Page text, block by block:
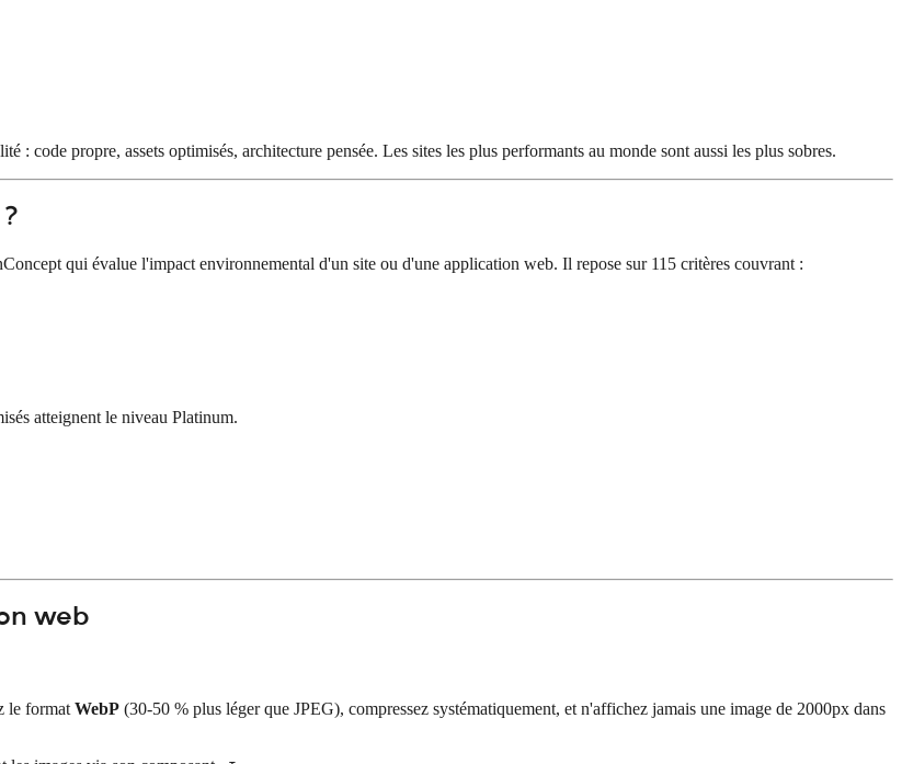
: code propre, assets optimisés, architecture pensée. Les sites les plus performants au monde sont aussi les plus sobres.
qui évalue l'impact environnemental d'un site ou d'une application web. Il repose sur 115 critères couvrant :
atteignent le niveau Platinum.
web
le format WebP (30-50 % plus léger que JPEG), compressez systématiquement, et n'affichez jamais une image de 2000px dans